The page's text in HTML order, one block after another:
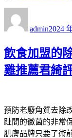
admin佈
期:
2024
飲食加盟的
雞推薦君綺
預防老廢角質去除
趾間的黴菌的非常
肌膚品牌只要了術